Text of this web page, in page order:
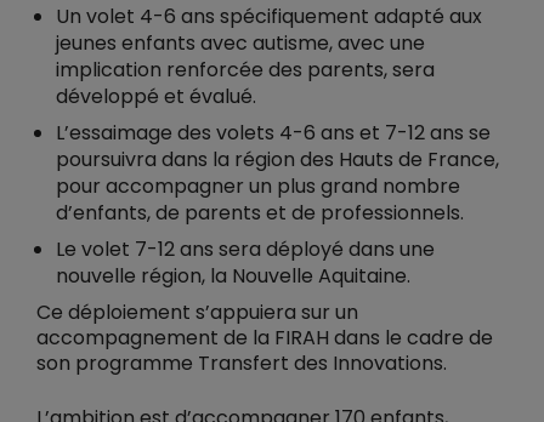
Un volet 4-6 ans spécifiquement adapté aux
jeunes enfants avec autisme, avec une
implication renforcée des parents, sera
développé et évalué.
L’essaimage des volets 4-6 ans et 7-12 ans se
poursuivra dans la région des Hauts de France,
pour accompagner un plus grand nombre
d’enfants, de parents et de professionnels.
Le volet 7-12 ans sera déployé dans une
nouvelle région, la Nouvelle Aquitaine.
Ce déploiement s’appuiera sur un
accompagnement de la FIRAH dans le cadre de
son programme Transfert des Innovations.